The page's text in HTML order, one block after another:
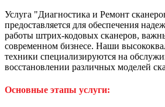
Услуга "Диагностика и Ремонт
предоставляется для обеспечения
работы штрих-кодовых сканеров,
современном бизнесе. Наши
техники специализируются на
восстановлении различных моделей
Основные этапы услуги: